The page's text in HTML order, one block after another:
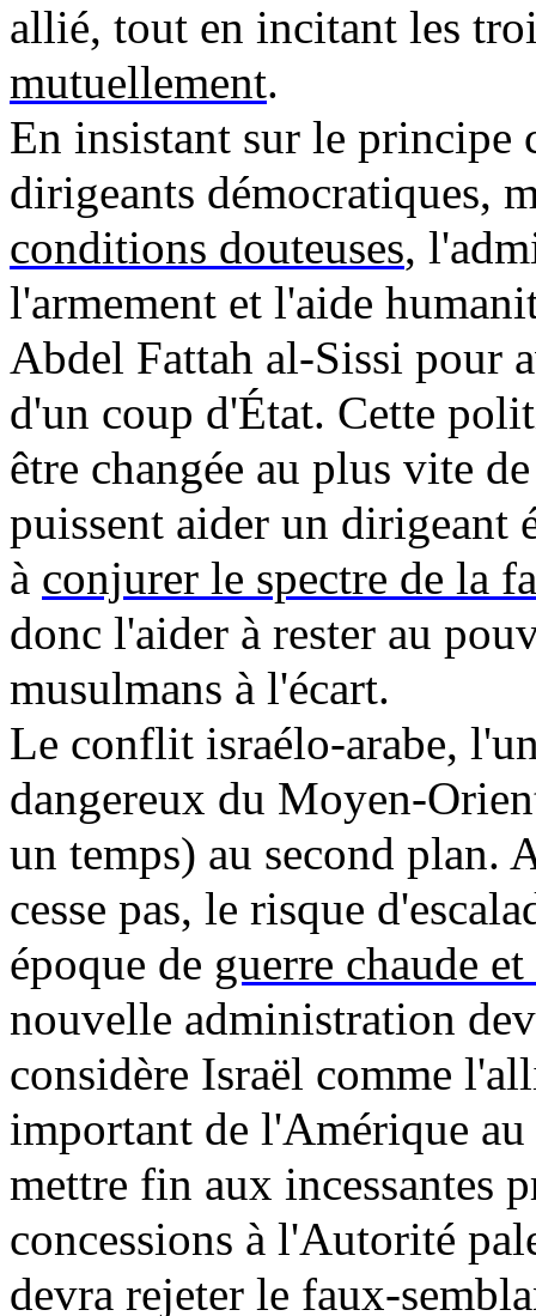
allié, tout en incitant les
mutuellement.
En insistant sur le principe
dirigeants démocratiques,
conditions douteuses,
l'armement et l'aide
Abdel Fattah al-Sissi pour
d'un coup d'État. Cette
être changée au plus vite
puissent aider un dirigeant
à conjurer le spectre de la
donc l'aider à rester au
musulmans à l'écart.
Le conflit israélo-arabe,
dangereux du Moyen-
un temps) au second plan.
cesse pas, le risque
époque de guerre chaude
nouvelle administration
considère Israël comme
important de l'Amérique
mettre fin aux incessantes
concessions à l'Autorité
devra rejeter le faux-